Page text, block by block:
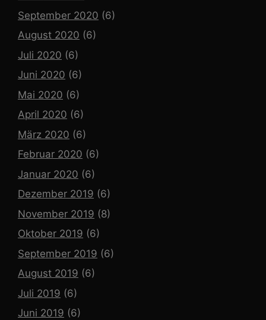
September 2020 (6)
August 2020 (6)
Juli 2020 (6)
Juni 2020 (6)
Mai 2020 (6)
April 2020 (6)
März 2020 (6)
Februar 2020 (6)
Januar 2020 (6)
Dezember 2019 (6)
November 2019 (8)
Oktober 2019 (6)
September 2019 (6)
August 2019 (6)
Juli 2019 (6)
Juni 2019 (6)